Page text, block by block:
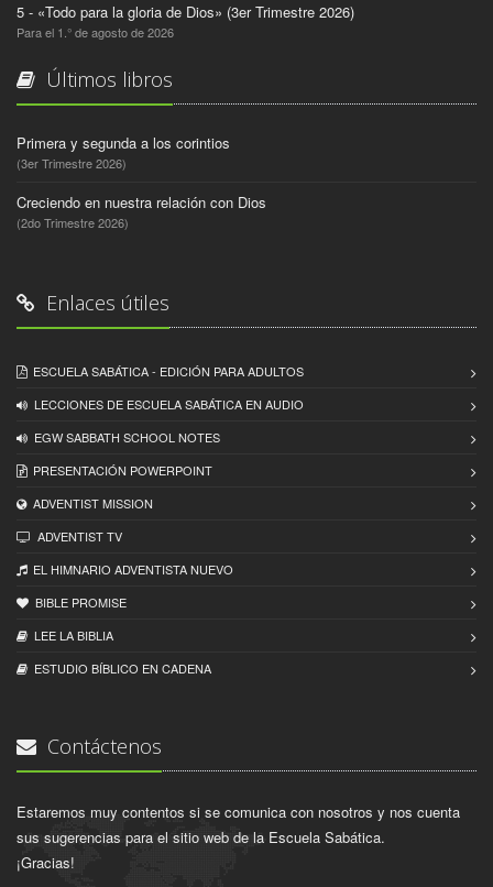
5 - «Todo para la gloria de Dios» (3er Trimestre 2026)
Para el 1.° de agosto de 2026
Últimos libros
Primera y segunda a los corintios
(3er Trimestre 2026)
Creciendo en nuestra relación con Dios
(2do Trimestre 2026)
Enlaces útiles
ESCUELA SABÁTICA - EDICIÓN PARA ADULTOS
LECCIONES DE ESCUELA SABÁTICA EN AUDIO
EGW SABBATH SCHOOL NOTES
PRESENTACIÓN POWERPOINT
ADVENTIST MISSION
ADVENTIST TV
EL HIMNARIO ADVENTISTA NUEVO
BIBLE PROMISE
LEE LA BIBLIA
ESTUDIO BÍBLICO EN CADENA
Contáctenos
Estaremos muy contentos si se comunica con nosotros y nos cuenta
sus sugerencias para el sitio web de la Escuela Sabática.
¡Gracias!